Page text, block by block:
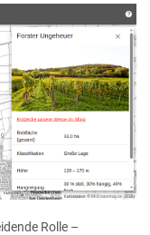
Rolle –